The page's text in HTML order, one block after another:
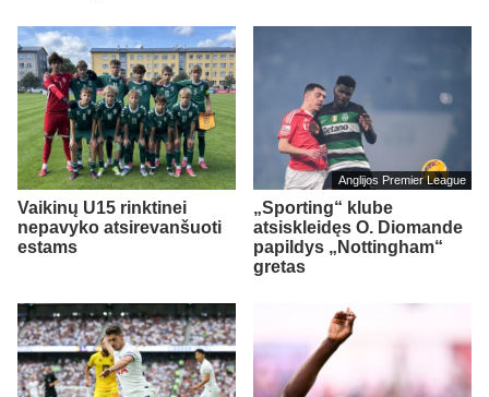
Vaikinų U15 rinktinei
nepavyko atsirevanšuoti
estams
Anglijos Premier League
„Sporting“ klube
atsiskleidęs O. Diomande
papildys „Nottingham“
gretas